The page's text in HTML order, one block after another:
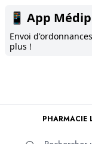
📱 App
Envoi
plus !
PHARMACIE